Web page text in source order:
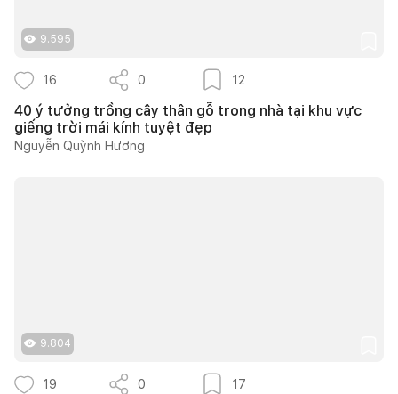
9.595
16 0 12
40 ý tưởng trồng cây thân gỗ trong nhà tại khu vực
giếng trời mái kính tuyệt đẹp
Nguyễn Quỳnh Hương
9.804
19 0 17